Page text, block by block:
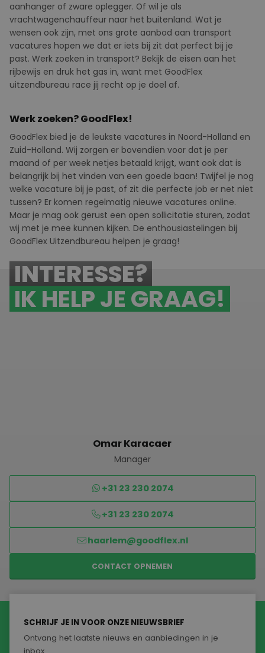
aanhanger of zware oplegger. Of wil je als
vrachtwagenchauffeur naar het buitenland. Wat je
wensen ook zijn, met ons grote aanbod aan transport
vacatures hopen we dat er iets bij zit dat perfect bij je
past. Werk zoeken in transport? Bekijk de eisen aan het
rijbewijs en druk het gas in, want met GoodFlex
uitzendbureau race jij recht op je doel af.
Werk zoeken? GoodFlex!
GoodFlex bied je de leukste vacatures in Noord-Holland en
Zuid-Holland. Wij zorgen er bovendien voor dat je per
maand of per week netjes betaald krijgt, want ook dat is
belangrijk bij het vinden van een goede baan! Twijfel je nog
welke vacature bij je past, of zit die perfecte job er net niet
tussen? Er komen regelmatig nieuwe vacatures online.
Maar je mag ook gerust een open sollicitatie sturen, zodat
wij met je mee kunnen kijken. De enthousiastelingen bij
GoodFlex Uitzendbureau helpen je graag!
INTERESSE?
IK HELP JE GRAAG!
Omar Karacaer
Manager
+31 23 230 2074
+31 23 230 2074
haarlem@goodflex.nl
CONTACT OPNEMEN
SCHRIJF JE IN VOOR ONZE NIEUWSBRIEF
Ontvang het laatste nieuws en aanbiedingen in je